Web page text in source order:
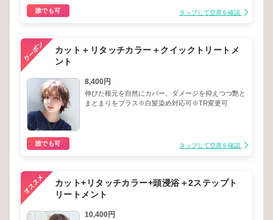
誰でも可 タップして空席を確認
カット＋リタッチカラー＋クイックトリートメ
ント
8,400円
伸びた根元を自然にカバー。ダメージを抑えつつ艶と
まとまりをプラス※白髪染め対応可※TR変更可
誰でも可 タップして空席を確認
カット+リタッチカラー+頭浸浴＋2ステップト
リートメント
10,400円